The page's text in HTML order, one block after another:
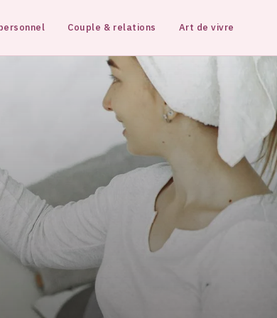
Couple & relations Art de vivre